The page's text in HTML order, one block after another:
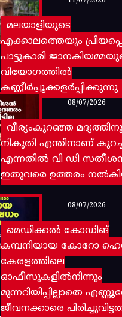
മലയാളിയുടെ
എക്കാലത്തെയും
പാട്ടുകാരി
വിയോഗത്തിൽ
കണ്ണീർപ്പൂക്കളർപ്പിക്കുന്നു
വീര്യംകുറഞ്ഞ
നികുതി എന്തിനാണ്
എന്നതിൽ വി ഡി
ഇതുവരെ ഉത്തരം
08/07/2026
മെഡിക്കൽ കോഡിങ്
കമ്പനിയായ കോറോ
കേരളത്തിലെ
ഓഫീസുകളിൽനിന്നും
മുന്നറിയിപ്പില്ലാതെ
ജീവനക്കാരെ
08/07/2026